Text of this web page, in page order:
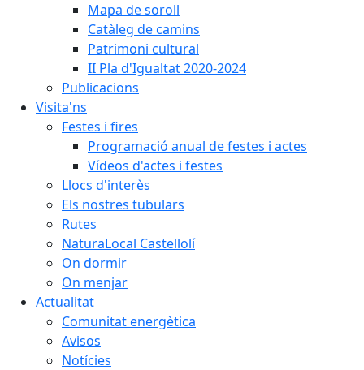
Mapa de soroll
Catàleg de camins
Patrimoni cultural
II Pla d'Igualtat 2020-2024
Publicacions
Visita'ns
Festes i fires
Programació anual de festes i actes
Vídeos d'actes i festes
Llocs d'interès
Els nostres tubulars
Rutes
NaturaLocal Castellolí
On dormir
On menjar
Actualitat
Comunitat energètica
Avisos
Notícies